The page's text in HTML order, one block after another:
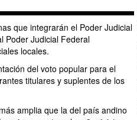
que integrarán el Poder Judicial
Poder Judicial Federal
locales.
del voto popular para el
titulares y suplentes de los
amplia que la del país andino